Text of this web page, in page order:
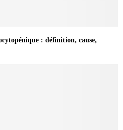
: définition, cause,